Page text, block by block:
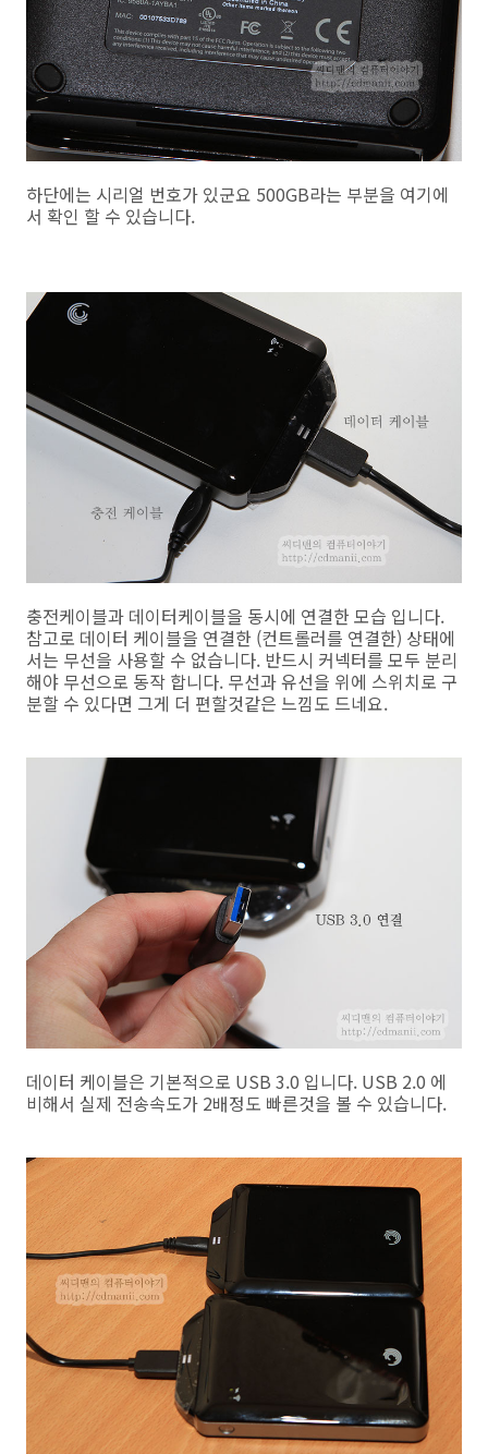
하단에는 시리얼 번호가 있군요 500GB라는 부분을 여기에
서 확인 할 수 있습니다.
충전케이블과 데이터케이블을 동시에 연결한 모습 입니다.
참고로 데이터 케이블을 연결한 (컨트롤러를 연결한) 상태에
서는 무선을 사용할 수 없습니다. 반드시 커넥터를 모두 분리
해야 무선으로 동작 합니다. 무선과 유선을 위에 스위치로 구
분할 수 있다면 그게 더 편할것같은 느낌도 드네요.
데이터 케이블은 기본적으로 USB 3.0 입니다. USB 2.0 에
비해서 실제 전송속도가 2배정도 빠른것을 볼 수 있습니다.